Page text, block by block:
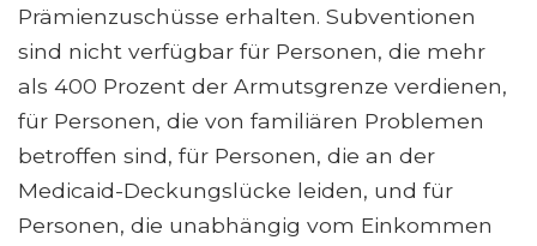
Prämienzuschüsse erhalten. Subventionen
sind nicht verfügbar für Personen, die mehr
als 400 Prozent der Armutsgrenze verdienen,
für Personen, die von familiären Problemen
betroffen sind, für Personen, die an der
Medicaid-Deckungslücke leiden, und für
Personen, die unabhängig vom Einkommen